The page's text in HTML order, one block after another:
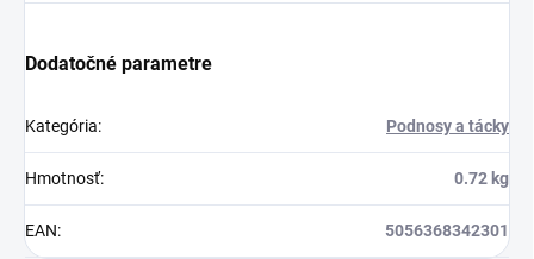
Dodatočné parametre
Kategória: Podnosy a tácky
Hmotnosť: 0.72 kg
EAN: 5056368342301